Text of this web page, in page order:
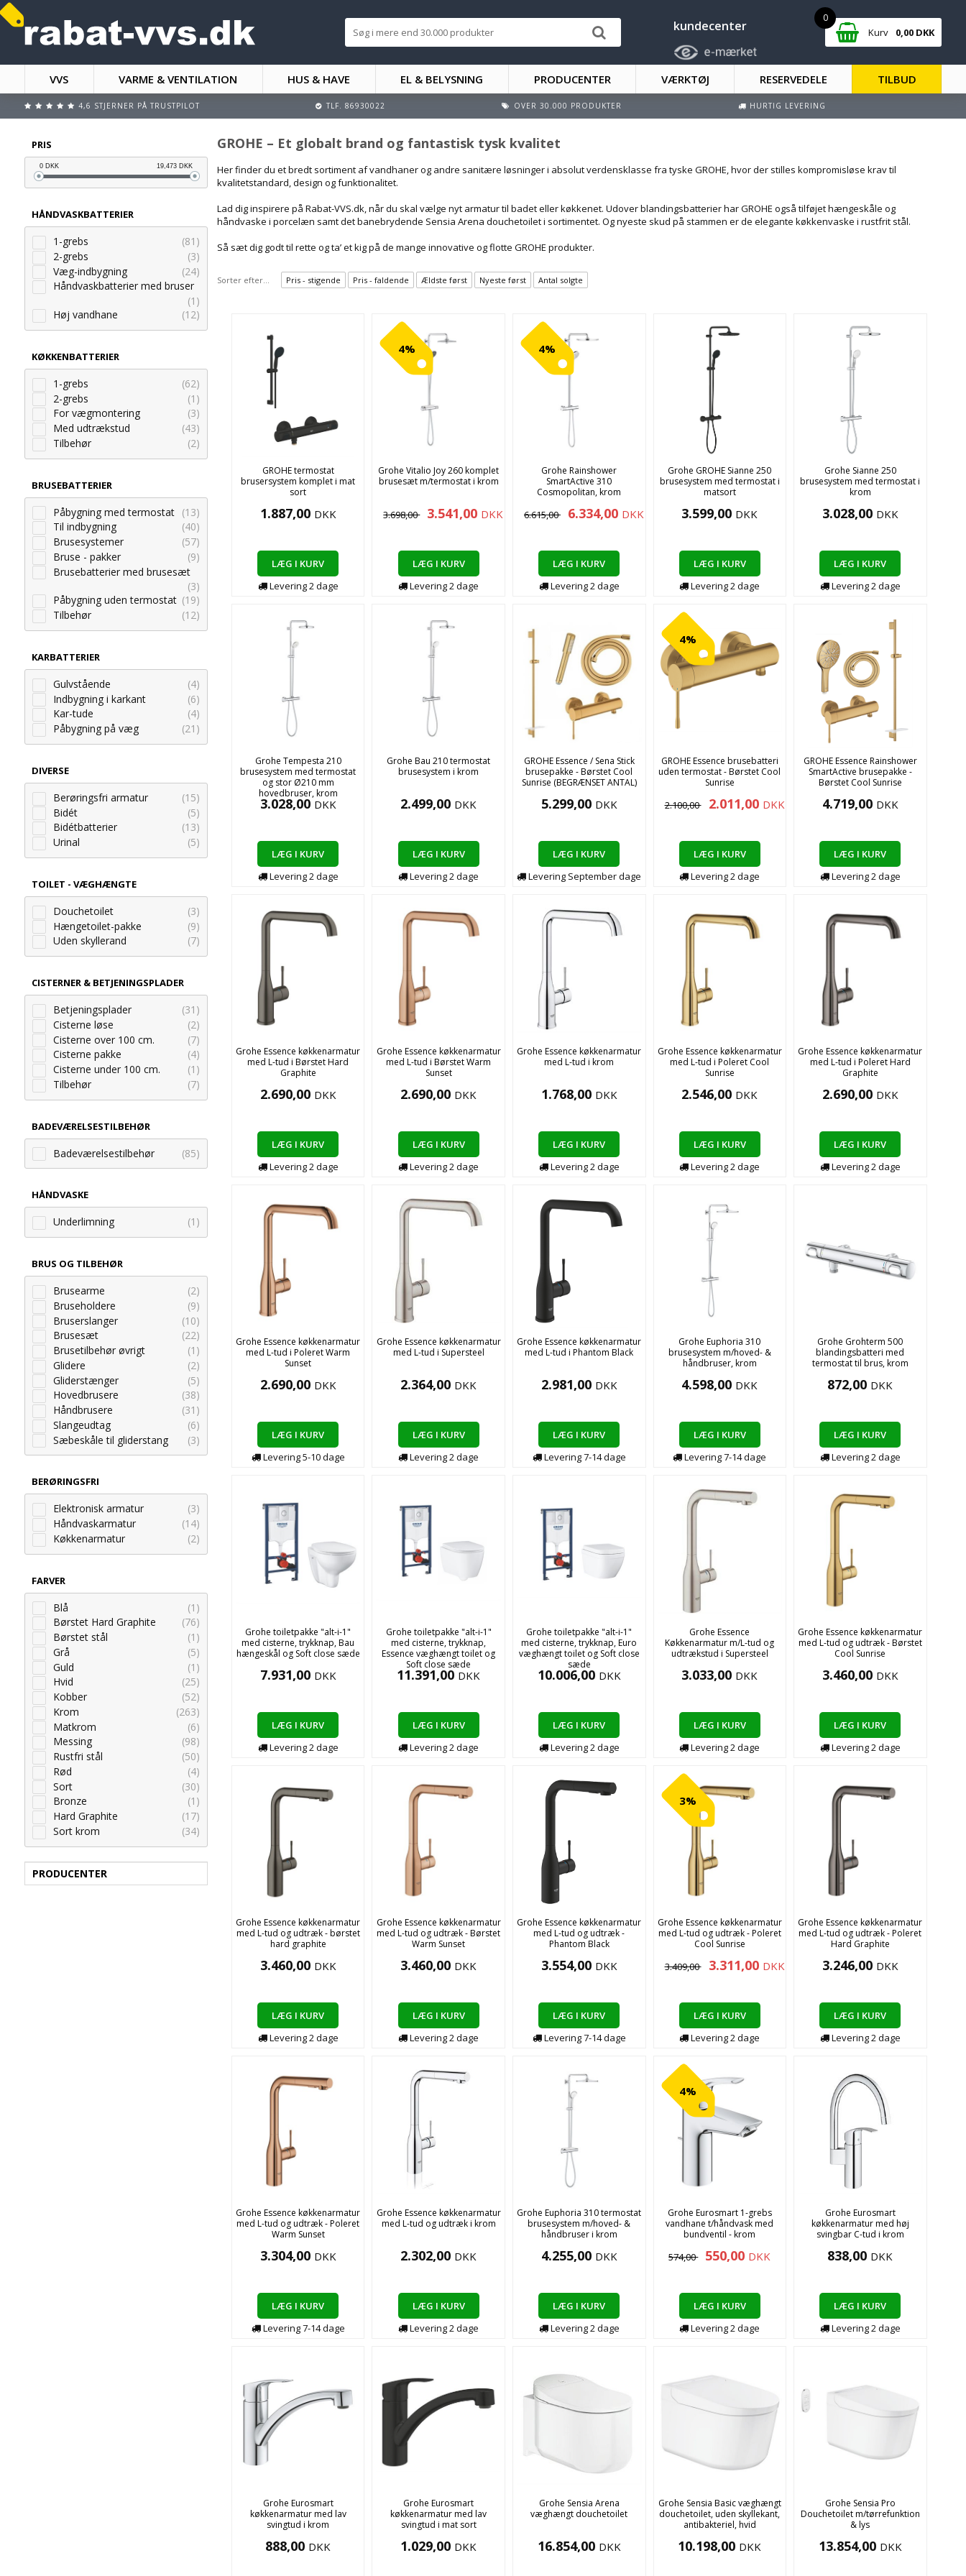
kundecenter
0
Kurv 0,00 DKK
VVS VARME & VENTILATION HUS & HAVE EL & BELYSNING PRODUCENTER VÆRKTØJ RESERVEDELE TILBUD
4,6 STJERNER PÅ TRUSTPILOT TLF. 86930022 OVER 30.000 PRODUKTER HURTIG LEVERING
PRIS
0DKK 19,473DKK
HÅNDVASKBATTERIER
1-grebs
(81)
2-grebs
(3)
Væg-indbygning
(24)
Håndvaskbatterier med bruser
(1)
Høj vandhane
(12)
KØKKENBATTERIER
1-grebs
(62)
2-grebs
(1)
For vægmontering
(3)
Med udtrækstud
(43)
Tilbehør
(2)
BRUSEBATTERIER
Påbygning med termostat
(13)
Til indbygning
(40)
Brusesystemer
(57)
Bruse - pakker
(9)
Brusebatterier med brusesæt
(3)
Påbygning uden termostat (19)
Tilbehør
(12)
KARBATTERIER
Gulvstående
(4)
Indbygning i karkant
(6)
Kar-tude
(4)
Påbygning på væg
(21)
DIVERSE
Berøringsfri armatur
(15)
Bidét
(5)
Bidétbatterier
(13)
Urinal
(5)
TOILET - VÆGHÆNGTE
Douchetoilet
(3)
Hængetoilet-pakke
(9)
Uden skyllerand
(7)
CISTERNER & BETJENINGSPLADER
Betjeningsplader
(31)
Cisterne løse
(2)
Cisterne over 100 cm.
(7)
Cisterne pakke
(4)
Cisterne under 100 cm.
(1)
Tilbehør
(7)
BADEVÆRELSESTILBEHØR
Badeværelsestilbehør (85)
HÅNDVASKE
Underlimning (1)
BRUS OG TILBEHØR
Brusearme
(2)
Bruseholdere
(9)
Bruserslanger
(10)
Brusesæt
(22)
Brusetilbehør øvrigt
(1)
Glidere
(2)
Gliderstænger
(5)
Hovedbrusere
(38)
Håndbrusere
(31)
Slangeudtag
(6)
Sæbeskåle til gliderstang
(3)
BERØRINGSFRI
Elektronisk armatur
(3)
Håndvaskarmatur
(14)
Køkkenarmatur
(2)
FARVER
Blå
(1)
Børstet Hard Graphite
(76)
Børstet stål
(1)
Grå
(5)
Guld
(1)
Hvid
(25)
Kobber
(52)
Krom
(263)
Matkrom
(6)
Messing
(98)
Rustfri stål
(50)
Rød
(4)
Sort
(30)
Bronze
(1)
Hard Graphite
(17)
Sort krom
(34)
PRODUCENTER
GROHE – Et globalt brand og fantastisk tysk kvalitet
Her finder du et bredt sortiment af vandhaner og andre sanitære løsninger i absolut verdensklasse fra tyske GROHE, hvor der stilles kompromisløse krav til
kvalitetstandard, design og funktionalitet.
Lad dig inspirere på Rabat-VVS.dk, når du skal vælge nyt armatur til badet eller køkkenet. Udover blandingsbatterier har GROHE også tilføjet hængeskåle og
håndvaske i porcelæn samt det banebrydende Sensia Arena douchetoilet i sortimentet. Og nyeste skud på stammen er de elegante køkkenvaske i rustfrit stål.
Så sæt dig godt til rette og ta’ et kig på de mange innovative og flotte GROHE produkter.
Sorter efter... Pris - stigende Pris - faldende Ældste først Nyeste først Antal solgte
GROHE termostat
brusersystem komplet i mat
sort
1.887,00 DKK
LÆG I KURV
Levering2dage
4%
Grohe Vitalio Joy 260 komplet
brusesæt m/termostat i krom
3.698,00 3.541,00 DKK
LÆG I KURV
Levering2dage
4%
Grohe Rainshower
SmartActive 310
Cosmopolitan, krom
6.615,00 6.334,00 DKK
LÆG I KURV
Levering2dage
Grohe GROHE Sianne 250
brusesystem med termostat i
matsort
3.599,00 DKK
LÆG I KURV
Levering2dage
Grohe Sianne 250
brusesystem med termostat i
krom
3.028,00 DKK
LÆG I KURV
Levering2dage
Grohe Tempesta 210
brusesystem med termostat
og stor Ø210 mm
hovedbruser, krom
3.028,00DKK
LÆG I KURV
Levering2dage
Grohe Bau 210 termostat
brusesystem i krom
2.499,00 DKK
LÆG I KURV
Levering2dage
GROHE Essence / Sena Stick
brusepakke - Børstet Cool
Sunrise (BEGRÆNSET ANTAL)
5.299,00 DKK
LÆG I KURV
Levering Septemberdage
4%
GROHE Essence brusebatteri
uden termostat - Børstet Cool
Sunrise
2.100,00 2.011,00 DKK
LÆG I KURV
Levering2dage
GROHE Essence Rainshower
SmartActive brusepakke -
Børstet Cool Sunrise
4.719,00 DKK
LÆG I KURV
Levering2dage
Grohe Essence køkkenarmatur
med L-tud i Børstet Hard
Graphite
2.690,00 DKK
LÆG I KURV
Levering2dage
Grohe Essence køkkenarmatur
med L-tud i Børstet Warm
Sunset
2.690,00 DKK
LÆG I KURV
Levering2dage
Grohe Essence køkkenarmatur
med L-tud i krom
1.768,00 DKK
LÆG I KURV
Levering2dage
Grohe Essence køkkenarmatur
med L-tud i Poleret Cool
Sunrise
2.546,00 DKK
LÆG I KURV
Levering2dage
Grohe Essence køkkenarmatur
med L-tud i Poleret Hard
Graphite
2.690,00 DKK
LÆG I KURV
Levering2dage
Grohe Essence køkkenarmatur
med L-tud i Poleret Warm
Sunset
2.690,00 DKK
LÆG I KURV
Levering5-10dage
Grohe Essence køkkenarmatur
med L-tud i Supersteel
2.364,00 DKK
LÆG I KURV
Levering2dage
Grohe Essence køkkenarmatur
med L-tud i Phantom Black
2.981,00 DKK
LÆG I KURV
Levering7-14dage
Grohe Euphoria 310
brusesystem m/hoved- &
håndbruser, krom
4.598,00 DKK
LÆG I KURV
Levering7-14dage
Grohe Grohterm 500
blandingsbatteri med
termostat til brus, krom
872,00 DKK
LÆG I KURV
Levering2dage
Grohe toiletpakke "alt-i-1"
med cisterne, trykknap, Bau
hængeskål og Soft close sæde
7.931,00 DKK
LÆG I KURV
Levering2dage
Grohe toiletpakke "alt-i-1"
med cisterne, trykknap,
Essence væghængt toilet og
Soft close sæde
11.391,00 DKK
LÆG I KURV
Levering2dage
Grohe toiletpakke "alt-i-1"
med cisterne, trykknap, Euro
væghængt toilet og Soft close
sæde
10.006,00 DKK
LÆG I KURV
Levering2dage
Grohe Essence
Køkkenarmatur m/L-tud og
udtrækstud i Supersteel
3.033,00 DKK
LÆG I KURV
Levering2dage
Grohe Essence køkkenarmatur
med L-tud og udtræk - Børstet
Cool Sunrise
3.460,00 DKK
LÆG I KURV
Levering2dage
Grohe Essence køkkenarmatur
med L-tud og udtræk - børstet
hard graphite
3.460,00 DKK
LÆG I KURV
Levering2dage
Grohe Essence køkkenarmatur
med L-tud og udtræk - Børstet
Warm Sunset
3.460,00 DKK
LÆG I KURV
Levering2dage
Grohe Essence køkkenarmatur
med L-tud og udtræk -
Phantom Black
3.554,00 DKK
LÆG I KURV
Levering7-14dage
3%
Grohe Essence køkkenarmatur
med L-tud og udtræk - Poleret
Cool Sunrise
3.409,00 3.311,00 DKK
LÆG I KURV
Levering2dage
Grohe Essence køkkenarmatur
med L-tud og udtræk - Poleret
Hard Graphite
3.246,00 DKK
LÆG I KURV
Levering2dage
Grohe Essence køkkenarmatur
med L-tud og udtræk - Poleret
Warm Sunset
3.304,00 DKK
LÆG I KURV
Levering7-14dage
Grohe Essence køkkenarmatur
med L-tud og udtræk i krom
2.302,00 DKK
LÆG I KURV
Levering2dage
Grohe Euphoria 310 termostat
brusesystem m/hoved- &
håndbruser i krom
4.255,00 DKK
LÆG I KURV
Levering2dage
4%
Grohe Eurosmart 1-grebs
vandhane t/håndvask med
bundventil - krom
574,00 550,00 DKK
LÆG I KURV
Levering2dage
Grohe Eurosmart
køkkenarmatur med høj
svingbar C-tud i krom
838,00 DKK
LÆG I KURV
Levering2dage
Grohe Eurosmart
køkkenarmatur med lav
svingtud i krom
888,00 DKK
Grohe Eurosmart
køkkenarmatur med lav
svingtud i mat sort
1.029,00 DKK
Grohe Sensia Arena
væghængt douchetoilet
16.854,00 DKK
Grohe Sensia Basic væghængt
douchetoilet, uden skyllekant,
antibakteriel, hvid
10.198,00 DKK
Grohe Sensia Pro
Douchetoilet m/tørrefunktion
& lys
13.854,00 DKK